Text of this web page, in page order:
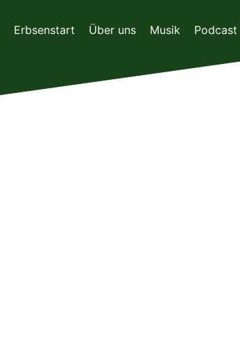
InhaltErbsenstart Über uns Musik Podcast